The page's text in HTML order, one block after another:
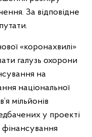
За відповідне
«коронахвилі»
галузь охорони
на
національної
мільйонів
у проекті